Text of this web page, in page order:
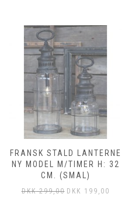
FRANSK STALD LANTERNE
NY MODEL M/TIMER H: 32
CM. (SMAL)
DKK299,00 DKK 199,00